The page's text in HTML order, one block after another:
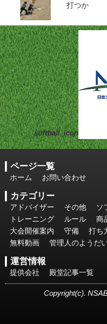
打つか
softball_icon
ページ一覧
ホーム お問い合わせ
カテゴリー
アドバイザー その他
ソ
トレーニング
ルール 商
大会開催案内
守備 打ち
無料動画
管理人のようだ
運営情報
提供会社 殿堂記事一覧
Copyright(c).